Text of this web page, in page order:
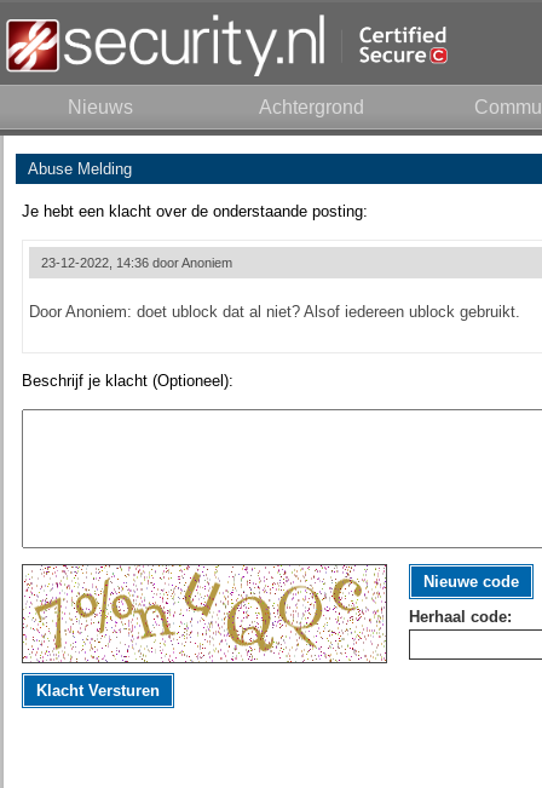
Nieuws Achtergrond
Abuse Melding
Je hebt een klacht over de onderstaande posting:
23-12-2022, 14:36 doorAnoniem
Door Anoniem: doet ublock dat al niet? Alsof iedereen ublock gebruikt.
Beschrijf je klacht (Optioneel):
Nieuwe code
Herhaal code:
Klacht Versturen